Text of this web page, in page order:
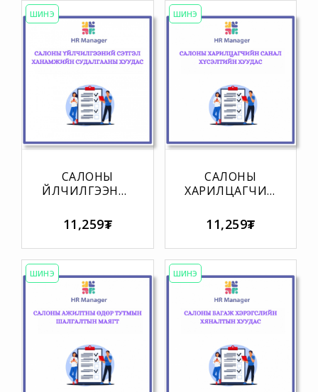
ШИНЭ
САЛОНЫ
ҮЙЛЧИЛГЭЭНИЙ
ХАНАМЖИЙН
СУДАЛГААНЫ
ХУУДАС
11,259₮
ШИНЭ
САЛОНЫ
ХАРИЛЦАГЧИЙН
ХҮСЭЛТИЙН
ХУУДАС
11,259₮
ШИНЭ ШИНЭ